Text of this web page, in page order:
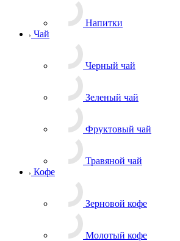
Напитки
Чай
Черный чай
Зеленый чай
Фруктовый чай
Травяной чай
Кофе
Зерновой кофе
Молотый кофе